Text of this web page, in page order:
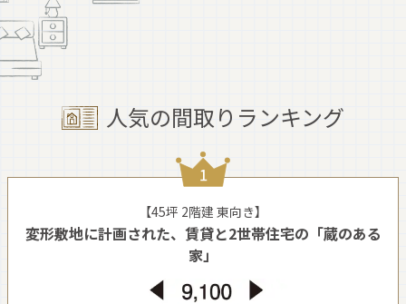
人気の間取りランキング
【45坪 2階建 東向き】
変形敷地に計画された、賃貸と2世帯住宅の「蔵のある
家」